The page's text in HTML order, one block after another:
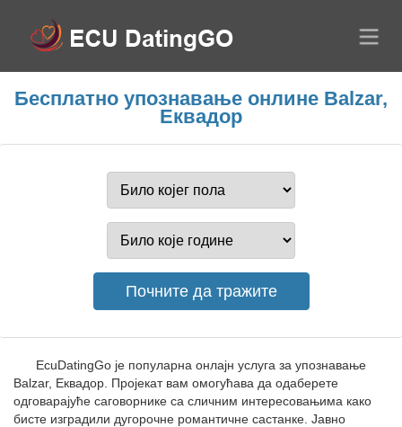
Бесплатно упознавање онлине Balzar,
Еквадор
EcuDatingGo је популарна онлајн услуга за упознавање
Balzar, Еквадор. Пројекат вам омогућава да одаберете
одговарајуће саговорнике са сличним интересовањима како
бисте изградили дугорочне романтичне састанке. Јавно